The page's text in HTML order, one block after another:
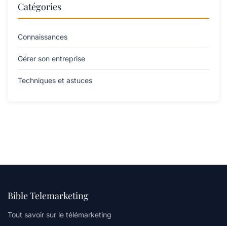
Catégories
Connaissances
Gérer son entreprise
Techniques et astuces
Bible Telemarketing
Tout savoir sur le télémarketing